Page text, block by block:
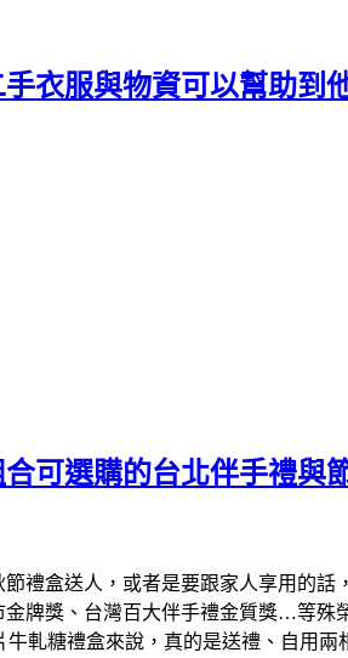
衣服與物資可以幫助到
可選購的台北伴手禮與
禮盒送人，或者是要跟家人享用的
牌獎、台灣百大伴手禮金質獎…等
軋糖禮盒來說，真的是送禮、自用兩